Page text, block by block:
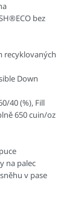
bez
recyklovaných
Down
40 (%), Fill
650 cuin/oz
na palec
v pase